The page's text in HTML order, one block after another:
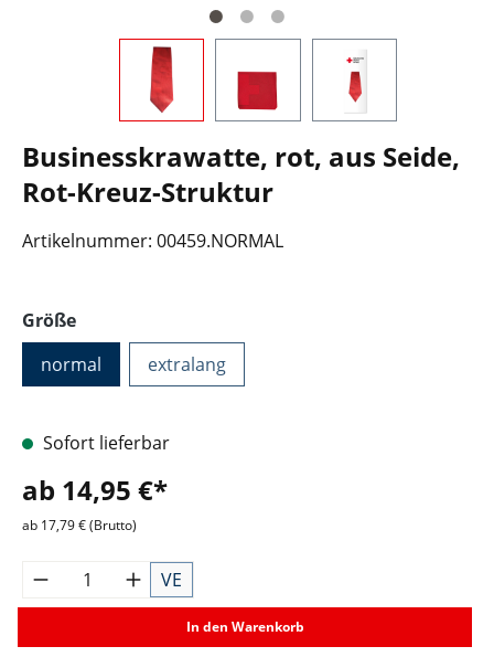
Businesskrawatte, rot, aus Seide,
Rot-Kreuz-Struktur
Artikelnummer: 00459.NORMAL
Größeauswählen
normal
extralang
Sofort lieferbar
ab 14,95 €*
ab 17,79 € (Brutto)
VE
In den Warenkorb